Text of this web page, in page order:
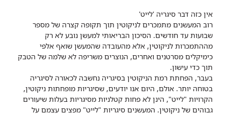
אין כזה דבר סיגריה 'לייט'
רוב המעשנים מתמכרים לניקוטין תוך תקופה קצרה של מספר
שבועות עד חודשים. הסיכון הבריאותי למעשן נובע לא רק
מההתמכרות לניקוטין, אלא מהעובדה שהמעשן שואף אלפי
כימיקלים מסרטנים ואחרים, הנוצרים משריפה לא שלמה של הטבק
תוך כדי עישון.
בעבר, הפחתת רמת הניקוטין בסיגריה נחשבה לכאורה לסיגריה
בטוחה יותר. אולם, היום אנו יודעים, שסיגריות מופחתות ניקוטין,
הקרויות "לייט", הינן לא פחות קטלניות מסיגריות בעלות שיעורים
גבוהים של ניקוטין. המעשנים סיגריות "לייט" מפצים עצמם על